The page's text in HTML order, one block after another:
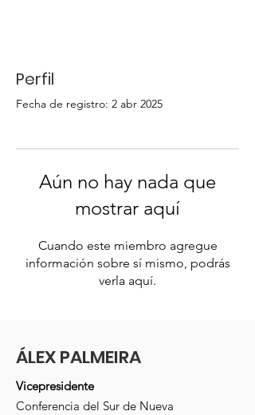
Perfil
Fecha de registro: 2 abr 2025
Aún no hay nada que
mostrar aquí
Cuando este miembro agregue
información sobre sí mismo, podrás
verla aquí.
ÁLEX PALMEIRA
Vicepresidente
Conferencia del Sur de Nueva